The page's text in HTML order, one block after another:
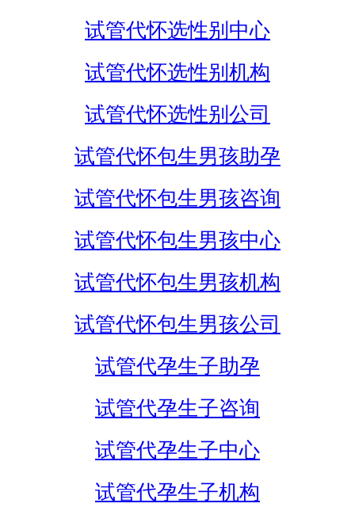
试管代怀选性别中心
试管代怀选性别机构
试管代怀选性别公司
试管代怀包生男孩助孕
试管代怀包生男孩咨询
试管代怀包生男孩中心
试管代怀包生男孩机构
试管代怀包生男孩公司
试管代孕生子助孕
试管代孕生子咨询
试管代孕生子中心
试管代孕生子机构